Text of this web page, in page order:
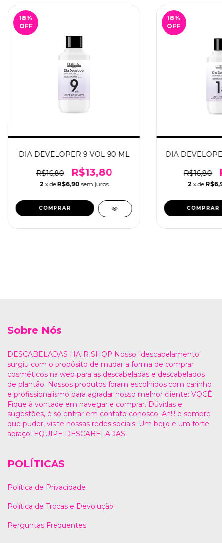
18%
OFF
DIA DEVELOPER 9 VOL 90 ML
R$16,80 R$13,80
2 x de R$6,90 sem juros
18%
OFF
DIA
R$16,80
2 x de
Sobre Nós
DESCABELADAS HAIR SHOP Nosso "descabelamento"
surgiu com o propósito de mudar a forma de comprar
cosméticos na web para as descabeladas e descabelados
de plantão. Nossos produtos foram escolhidos com carinho
e profissionalismo para agradar nosso melhor cliente: VOCÊ.
Fique à vontade em navegar e comprar. Dúvidas e
sugestões, é só entrar em contato conosco. Ah!!! e sempre
que puder, visite nossas redes sociais. Um beijo e um forte
abraço! EQUIPE DESCABELADAS.
POLÍTICAS
Política de Privacidade
Política de Trocas e Devolução
Perguntas Frequentes